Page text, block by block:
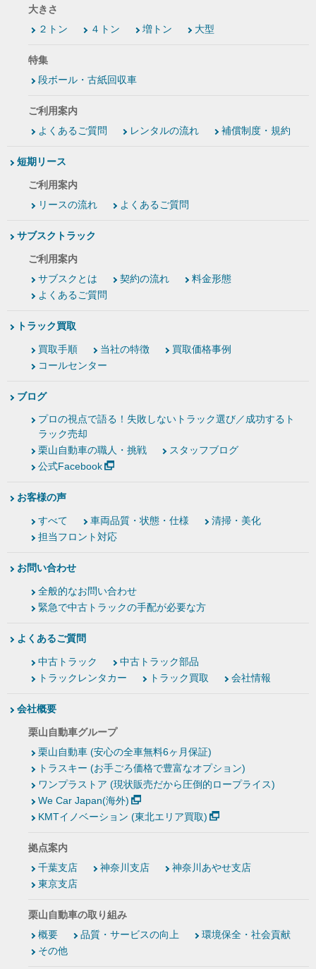
大きさ
２トン
４トン 増トン 大型
特集
段ボール・古紙回収車
ご利用案内
よくあるご質問
レンタルの流れ 補償制度・規約
短期リース
ご利用案内
リースの流れ
よくあるご質問
サブスクトラック
ご利用案内
サブスクとは
契約の流れ
料金形態
よくあるご質問
トラック買取
買取手順 当社の特徴
買取価格事例
コールセンター
ブログ
プロの視点で語る！失敗しないトラック選び／成功するト
ラック売却
栗山自動車の職人・挑戦
スタッフブログ
公式Facebook
お客様の声
すべて 車両品質・状態・仕様
清掃・美化
担当フロント対応
お問い合わせ
全般的なお問い合わせ
緊急で中古トラックの手配が必要な方
よくあるご質問
中古トラック
中古トラック部品
トラックレンタカー
トラック買取 会社情報
会社概要
栗山自動車グループ
栗山自動車 (安心の全車無料6ヶ月保証)
トラスキー (お手ごろ価格で豊富なオプション)
ワンプラストア (現状販売だから圧倒的ロープライス)
We Car Japan(海外)
KMTイノベーション (東北エリア買取)
拠点案内
千葉支店
神奈川支店
神奈川あやせ支店
東京支店
栗山自動車の取り組み
概要
品質・サービスの向上
環境保全・社会貢献
その他